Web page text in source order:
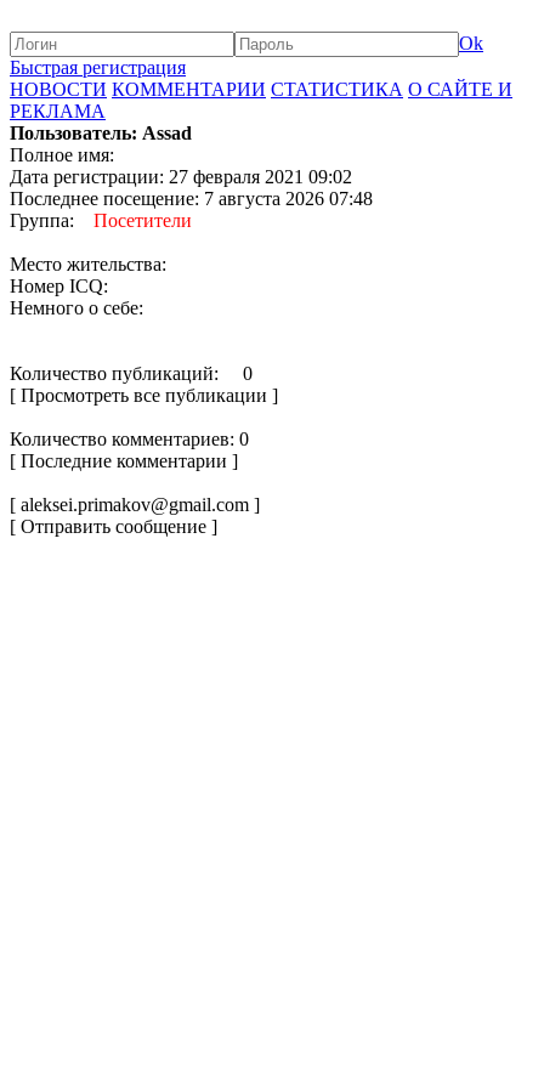
Ok
Быстрая регистрация
НОВОСТИ КОММЕНТАРИИ СТАТИСТИКА О САЙТЕ И
РЕКЛАМА
Пользователь: Assad
Полное имя:
Дата регистрации: 27 февраля 2021 09:02
Последнее посещение: 7 августа 2026 07:48
Группа: Посетители
Место жительства:
Номер ICQ:
Немного о себе:
Количество публикаций: 0
[ Просмотреть все публикации ]
Количество комментариев: 0
[ Последние комментарии ]
[ aleksei.primakov@gmail.com ]
[ Отправить сообщение ]